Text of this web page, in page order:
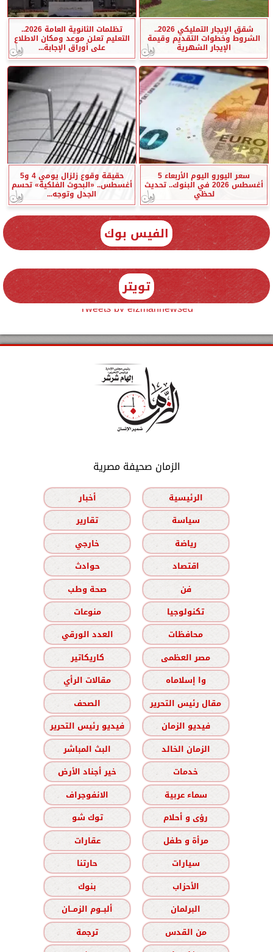
شقق الإيجار التمليكي 2026..
الشروط وخطوات التقديم وقيمة
الإيجار الشهرية
تظلمات الثانوية العامة 2026..
التعليم تعلن موعد ومكان الاطلاع
على أوراق الإجابة...
سعر اليورو اليوم الأربعاء 5
أغسطس 2026 في البنوك.. تحديث
لحظي
حقيقة وقوع زلزال يومي 4 و5
أغسطس.. «البحوث الفلكية» تحسم
الجدل وتوجه...
الفيس بوك
تويتر
Tweets by elzmannewseg
الزمان صحيفة مصرية
الرئيسية
أخبار
سياسة
تقارير
رياضة
خارجي
اقتصاد
حوادث
فن
صحة وطب
تكنولوجيا
منوعات
محافظات
العدد الورقي
مصر العظمى
كاريكاتير
وا إسلاماه
مقالات الرأي
مقال رئيس التحرير
الصحف
فيديو الزمان
فيديو رئيس التحرير
الزمان الخالد
البث المباشر
خدمات
خير أجناد الأرض
سماء عربية
الانفوجراف
رؤى و أحلام
توك شو
مرأة و طفل
عقارات
سيارات
حارتنا
الأحزاب
بنوك
البرلمان
ألبــوم الزمــان
من القدس
ترجمة